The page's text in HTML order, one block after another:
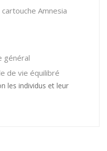
Amnesia
général
de vie équilibré
les individus et leur